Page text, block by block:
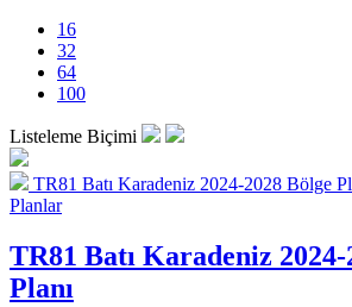
16
32
64
100
Listeleme Biçimi
TR81 Batı Karadeniz 2024-2028 Bölge
Planlar
TR81 Batı Karadeniz 2024-
Planı